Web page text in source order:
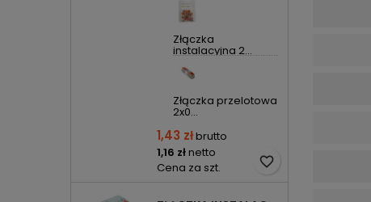
Złączka
instalacyjna 2...
Złączka przelotowa
2x0...
1,43 złbrutto
1,16 złnetto
Cena za szt.
favorite_border